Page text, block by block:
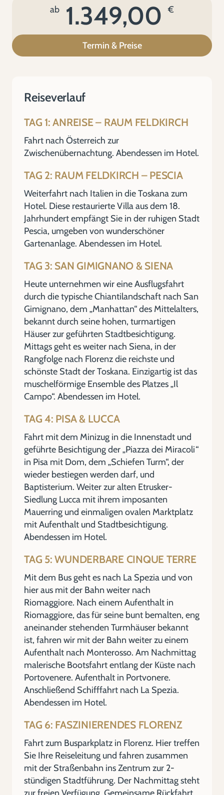
ab 1.349,00 €
Termin & Preise
Reiseverlauf
TAG 1: ANREISE – RAUM FELDKIRCH
Fahrt nach Österreich zur
Zwischenübernachtung. Abendessen im Hotel.
TAG 2: RAUM FELDKIRCH – PESCIA
Weiterfahrt nach Italien in die Toskana zum
Hotel. Diese restaurierte Villa aus dem 18.
Jahrhundert empfängt Sie in der ruhigen Stadt
Pescia, umgeben von wunderschöner
Gartenanlage. Abendessen im Hotel.
TAG 3: SAN GIMIGNANO & SIENA
Heute unternehmen wir eine Ausflugsfahrt
durch die typische Chiantilandschaft nach San
Gimignano, dem „Manhattan“ des Mittelalters,
bekannt durch seine hohen, turmartigen
Häuser zur geführten Stadtbesichtigung.
Mittags geht es weiter nach Siena, in der
Rangfolge nach Florenz die reichste und
schönste Stadt der Toskana. Einzigartig ist das
muschelförmige Ensemble des Platzes „Il
Campo“. Abendessen im Hotel.
TAG 4: PISA & LUCCA
Fahrt mit dem Minizug in die Innenstadt und
geführte Besichtigung der „Piazza dei Miracoli“
in Pisa mit Dom, dem „Schiefen Turm“, der
wieder bestiegen werden darf, und
Baptisterium. Weiter zur alten Etrusker-
Siedlung Lucca mit ihrem imposanten
Mauerring und einmaligen ovalen Marktplatz
mit Aufenthalt und Stadtbesichtigung.
Abendessen im Hotel.
TAG 5: WUNDERBARE CINQUE TERRE
Mit dem Bus geht es nach La Spezia und von
hier aus mit der Bahn weiter nach
Riomaggiore. Nach einem Aufenthalt in
Riomaggiore, das für seine bunt bemalten, eng
aneinander stehenden Turmhäuser bekannt
ist, fahren wir mit der Bahn weiter zu einem
Aufenthalt nach Monterosso. Am Nachmittag
malerische Bootsfahrt entlang der Küste nach
Portovenere. Aufenthalt in Portvonere.
Anschließend Schifffahrt nach La Spezia.
Abendessen im Hotel.
TAG 6: FASZINIERENDES FLORENZ
Fahrt zum Busparkplatz in Florenz. Hier treffen
Sie Ihre Reiseleitung und fahren zusammen
mit der Straßenbahn ins Zentrum zur 2-
stündigen Stadtführung. Der Nachmittag steht